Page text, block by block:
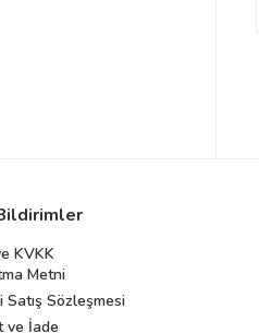
KVKK
Metni
Satış Sözleşmesi
ve İade